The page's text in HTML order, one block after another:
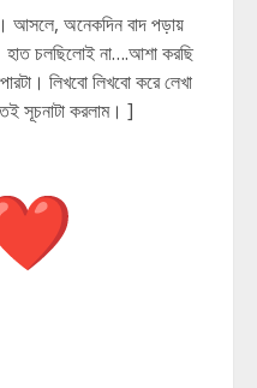
আসলে, অনেকদিন বাদ পড়ায়
হাত চলছিলোই না….আশা করছি
লিখবো লিখবো করে লেখা
সূচনাটা করলাম। ]